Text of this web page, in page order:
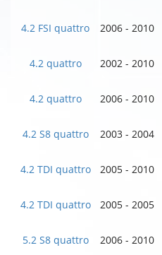
4.2 FSI quattro 2006 - 2010
4.2 quattro 2002 - 2010
4.2 quattro 2006 - 2010
4.2 S8 quattro 2003 - 2004
4.2 TDI quattro 2005 - 2010
4.2 TDI quattro 2005 - 2005
5.2 S8 quattro 2006 - 2010